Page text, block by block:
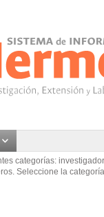
categorías:
Seleccione la